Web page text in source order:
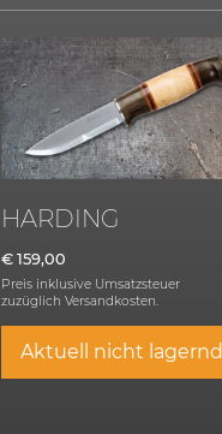
HARDING
€ 159,00
Preis inklusive Umsatzsteuer
zuzüglichVersandkosten.
Aktuell nicht lagernd